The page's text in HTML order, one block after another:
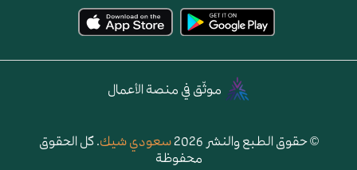
موثّق في منصة الأعمال
© حقوق الطبع والنشر 2026 سعودي شيك. كل الحقوق
محفوظة